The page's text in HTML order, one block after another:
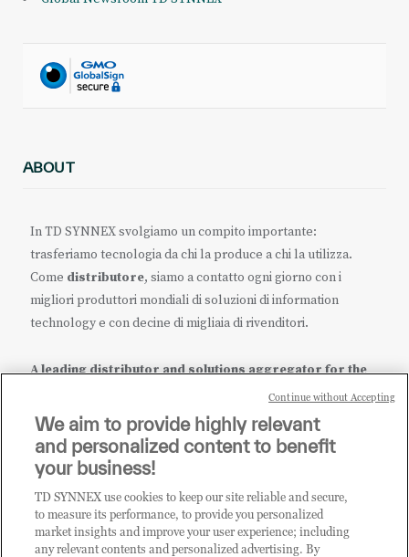
ABOUT
In TD SYNNEX svolgiamo un compito importante:
trasferiamo tecnologia da chi la produce a chi la utilizza.
Come distributore, siamo a contatto ogni giorno con i
migliori produttori mondiali di soluzioni di information
technology e con decine di migliaia di rivenditori.
A leading distributor and solutions aggregator for the
it.tdsynnex.com|eu.tdsynnex.com|tdsynnex.com
CATEGORIE
We aim to provide highly relevant
and personalized content to benefit
your business!
TD SYNNEX use cookies to keep our site reliable and secure,
to measure its performance, to provide you personalized
market insights and improve your user experience; including
any relevant contents and personalized advertising. By
Continue without Accepting